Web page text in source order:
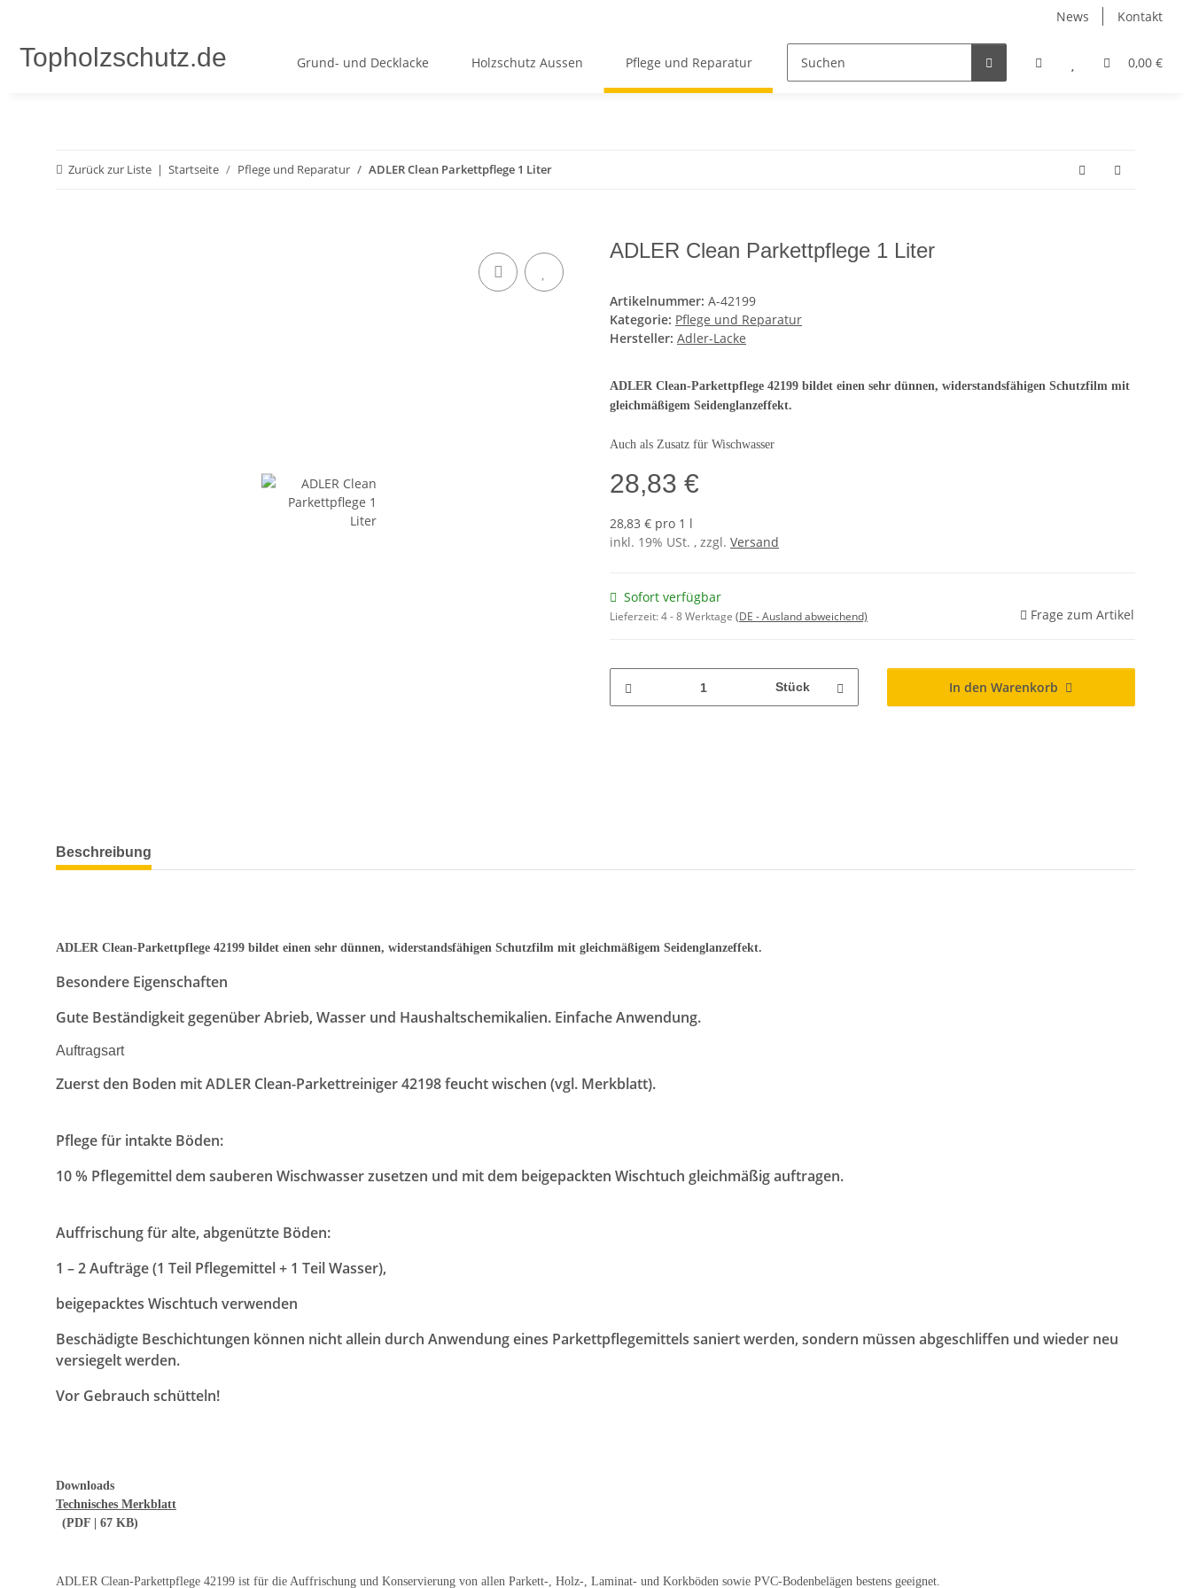
News Kontakt
Topholzschutz.de 0,00 €
Grund- und Decklacke Holzschutz Aussen Pflege und Reparatur Wachse, Öle, Innenlasuren Zubehör
Zurück zur Liste Startseite Pflege und Reparatur ADLER Clean Parkettpflege 1 Liter
ADLER Clean Parkettpflege 1 Liter
Artikelnummer: A-42199
Kategorie: Pflege und Reparatur
Hersteller: Adler-Lacke
ADLER Clean-Parkettpflege 42199 bildet einen sehr dünnen, widerstandsfähigen Schutzfilm mit
gleichmäßigem Seidenglanzeffekt.
Auch als Zusatz für Wischwasser
28,83 €
28,83 € pro 1 l
inkl. 19% USt. , zzgl. Versand
Sofort verfügbar
Lieferzeit:4 - 8 Werktage (DE - Ausland abweichend) Frage zum Artikel
Stück In den Warenkorb
weitere Registerkarten anzeigen
Beschreibung
ADLER Clean-Parkettpflege 42199 bildet einen sehr dünnen, widerstandsfähigen Schutzfilm mit gleichmäßigem Seidenglanzeffekt.
Besondere Eigenschaften
Gute Beständigkeit gegenüber Abrieb, Wasser und Haushaltschemikalien. Einfache Anwendung.
Auftragsart
Zuerst den Boden mit ADLER Clean-Parkettreiniger 42198 feucht wischen (vgl. Merkblatt).
Pflege für intakte Böden:
10 % Pflegemittel dem sauberen Wischwasser zusetzen und mit dem beigepackten Wischtuch gleichmäßig auftragen.
Auffrischung für alte, abgenützte Böden:
1 – 2 Aufträge (1 Teil Pflegemittel + 1 Teil Wasser),
beigepacktes Wischtuch verwenden
Beschädigte Beschichtungen können nicht allein durch Anwendung eines Parkettpflegemittels saniert werden, sondern müssen abgeschliffen und wieder neu
versiegelt werden.
Vor Gebrauch schütteln!
Downloads
Technisches Merkblatt
(PDF | 67 KB)
ADLER Clean-Parkettpflege 42199 ist für die Auffrischung und Konservierung von allen Parkett-, Holz-, Laminat- und Korkböden sowie PVC-Bodenbelägen bestens geeignet.